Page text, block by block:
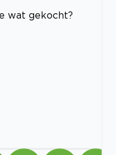
wat gekocht?